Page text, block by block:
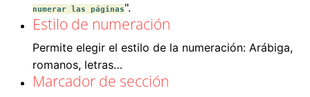
numerar las páginas".
Estilo de numeración
Permite elegir el estilo de la numeración: Arábiga,
romanos, letras…
Marcador de sección